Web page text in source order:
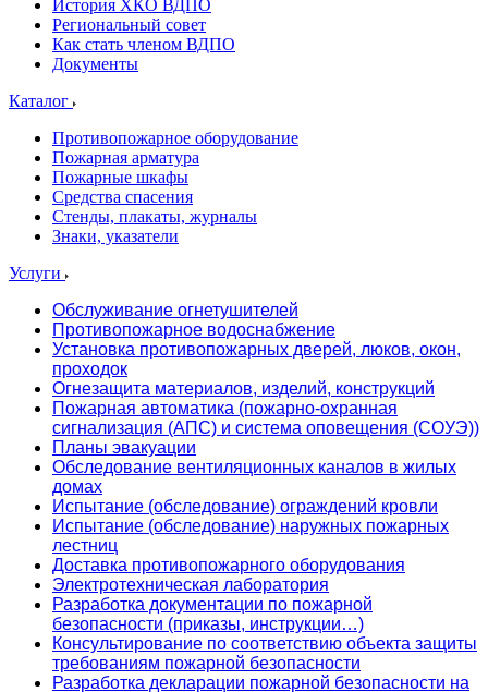
История ХКО ВДПО
Региональный совет
Как стать членом ВДПО
Документы
Каталог
Противопожарное оборудование
Пожарная арматура
Пожарные шкафы
Средства спасения
Стенды, плакаты, журналы
Знаки, указатели
Услуги
Обслуживание огнетушителей
Противопожарное водоснабжение
Установка противопожарных дверей, люков, окон,
проходок
Огнезащита материалов, изделий, конструкций
Пожарная автоматика (пожарно-охранная
сигнализация (АПС) и система оповещения (СОУЭ))
Планы эвакуации
Обследование вентиляционных каналов в жилых
домах
Испытание (обследование) ограждений кровли
Испытание (обследование) наружных пожарных
лестниц
Доставка противопожарного оборудования
Электротехническая лаборатория
Разработка документации по пожарной
безопасности (приказы, инструкции…)
Консультирование по соответствию объекта защиты
требованиям пожарной безопасности
Разработка декларации пожарной безопасности на